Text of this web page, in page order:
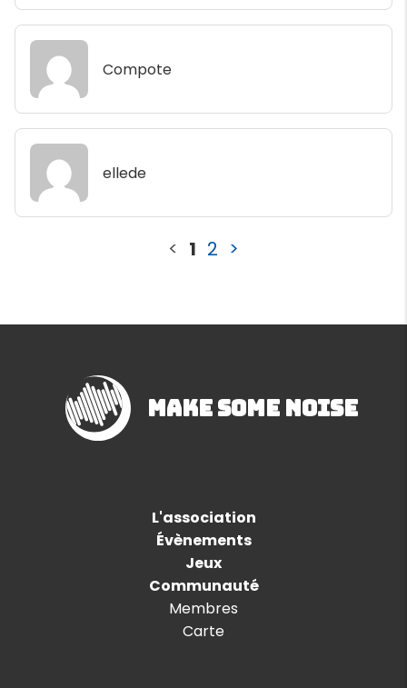
Compote
ellede
< 1 2 >
Make Some Noise
L'association
Évènements
Jeux
Communauté
Membres
Carte